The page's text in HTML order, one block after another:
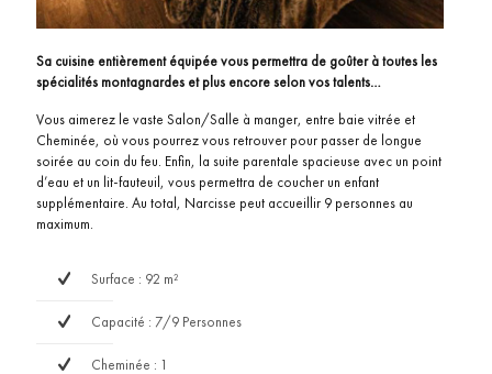
Sa cuisine entièrement équipée vous permettra de goûter à toutes les
spécialités montagnardes et plus encore selon vos talents…
Vous aimerez le vaste Salon/Salle à manger, entre baie vitrée et
Cheminée, où vous pourrez vous retrouver pour passer de longue
soirée au coin du feu. Enfin, la suite parentale spacieuse avec un point
d’eau et un lit-fauteuil, vous permettra de coucher un enfant
supplémentaire. Au total, Narcisse peut accueillir 9 personnes au
maximum.
Surface : 92 m²
Capacité : 7/9 Personnes
Cheminée : 1